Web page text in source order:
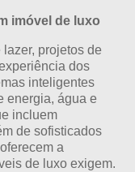
imóvel de luxo
projetos de
dos
inteligentes
energia, água e
incluem
de sofisticados
a
de luxo exigem.